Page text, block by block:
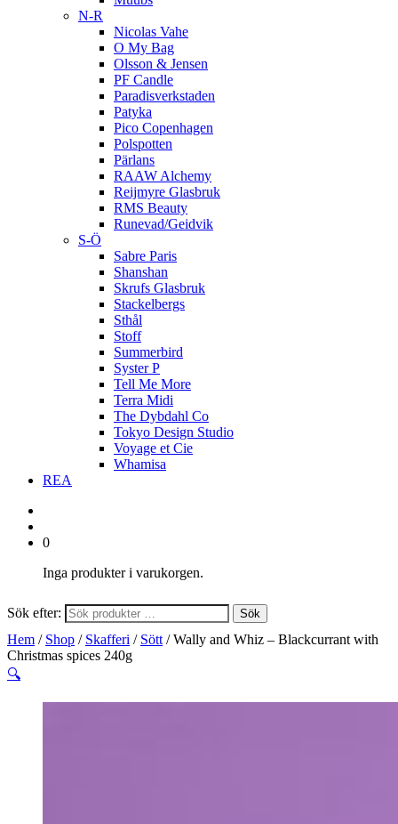
N-R
Nicolas Vahe
O My Bag
Olsson & Jensen
PF Candle
Paradisverkstaden
Patyka
Pico Copenhagen
Polspotten
Pärlans
RAAW Alchemy
Reijmyre Glasbruk
RMS Beauty
Runevad/Geidvik
S-Ö
Sabre Paris
Shanshan
Skrufs Glasbruk
Stackelbergs
Sthål
Stoff
Summerbird
Syster P
Tell Me More
Terra Midi
The Dybdahl Co
Tokyo Design Studio
Voyage et Cie
Whamisa
REA
0
Inga produkter i varukorgen.
Sök efter: Sök
Hem / Shop / Skafferi / Sött / Wally and Whiz – Blackcurrant with
Christmas spices 240g
🔍